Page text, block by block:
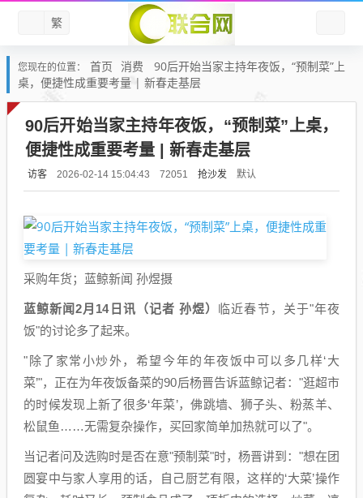
繁
您现在的位置： 首页 消费
90后开始当家主持年夜饭，“预制菜”上
桌，便捷性成重要考量 | 新春走基层
90后开始当家主持年夜饭，“预制菜”上桌，
便捷性成重要考量 | 新春走基层
访客 2026-02-14 15:04:43 72051 抢沙发 默认
采购年货；蓝鲸新闻 孙煜摄
蓝鲸新闻2月14日讯（记者 孙煜） 临近春节，关于"年夜
饭"的讨论多了起来。
"除了家常小炒外，希望今年的年夜饭中可以多几样‘大
菜’"，正在为年夜饭备菜的90后杨晋告诉蓝鲸记者："逛超市
的时候发现上新了很多‘年菜’，佛跳墙、狮子头、粉蒸羊、
松鼠鱼……无需复杂操作，买回家简单加热就可以了"。
当记者问及选购时是否在意"预制菜"时，杨晋讲到："想在团
圆宴中与家人享用的话，自己厨艺有限，这样的‘大菜’操作